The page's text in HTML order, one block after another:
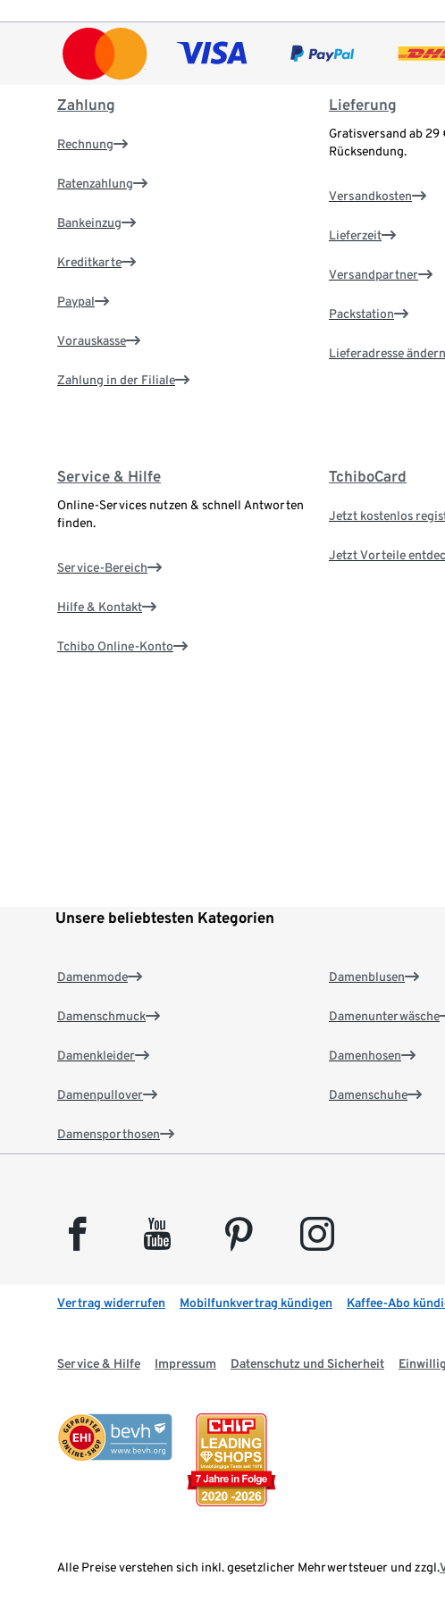
Zahlung
Rechnung
Ratenzahlung
Bankeinzug
Kreditkarte
Paypal
Vorauskasse
Zahlung in der Filiale
Lieferung
Gratisversand ab 29
Rücksendung.
Versandkosten
Lieferzeit
Versandpartner
Packstation
Lieferadresse ändern
Service & Hilfe
Online-Services nutzen & schnell Antworten
finden.
Service-Bereich
Hilfe & Kontakt
Tchibo Online-Konto
TchiboCard
Jetzt kostenlos
Jetzt Vorteile
Unsere beliebtesten Kategorien
Damenmode
Damenschmuck
Damenkleider
Damenpullover
Damensporthosen
Damenblusen
Damenunterwäsche
Damenhosen
Damenschuhe
facebook youtube pinterest instagram
Vertrag widerrufen Mobilfunkvertrag kündigen Kaffee-Abo
Service & Hilfe Impressum Datenschutz und Sicherheit
Alle Preise verstehen sich inkl. gesetzlicher Mehrwertsteuer und zzgl.